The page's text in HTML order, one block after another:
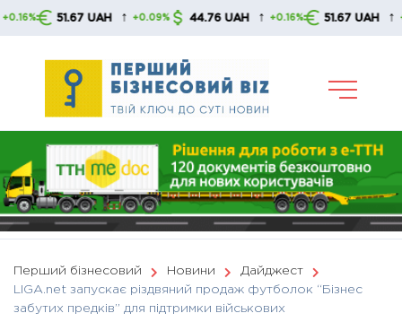
Skip
51.67 UAH ↑ +0.09% 44.76 UAH ↑ +0.16% 51.67 UAH ↑ +0.09%
Перший бізнесовий Новини
Дайджест
LIGA.net запускає різдвяний продаж футболок “Бізнес
забутих предків” для підтримки військових